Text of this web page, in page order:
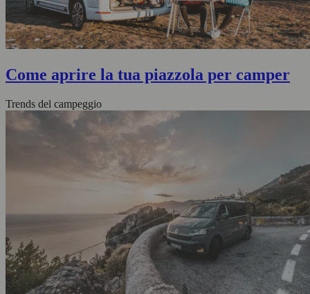
Come aprire la tua piazzola per camper
Trends del campeggio